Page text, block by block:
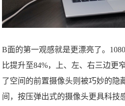
B面的第一观感就是更漂亮了。
比提升至84%，上、左、右三边更
了空间的前置摄像头则被巧妙的隐
间，按压弹出式的摄像头更具科技